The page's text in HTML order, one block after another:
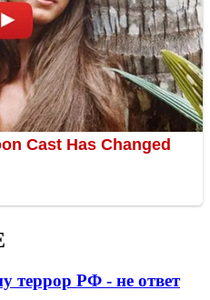
террор РФ - не ответ